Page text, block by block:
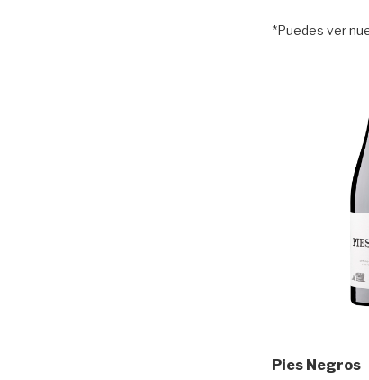
*Puedes ver
Pies Negros